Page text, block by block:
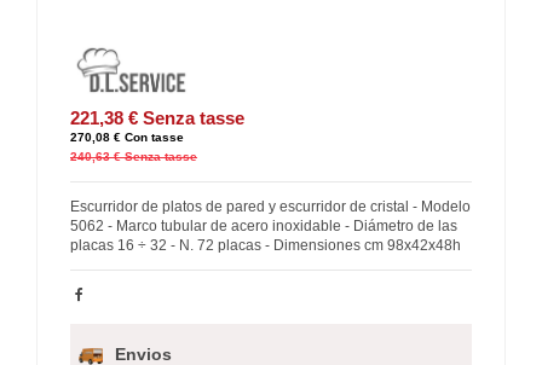
221,38 € Senza tasse
270,08 € Con tasse
240,63 € Senza tasse
Escurridor de platos de pared y escurridor de cristal - Modelo
5062 - Marco tubular de acero inoxidable - Diámetro de las
placas 16 ÷ 32 - N. 72 placas - Dimensiones cm 98x42x48h
Envios